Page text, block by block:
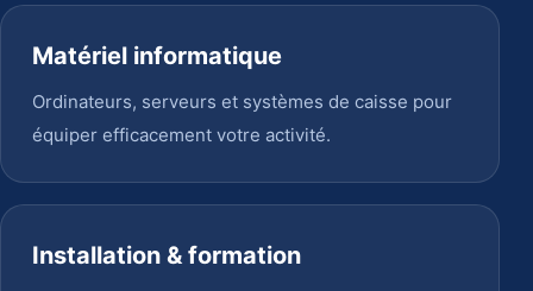
Matériel informatique
Ordinateurs, serveurs et systèmes de caisse pour
équiper efficacement votre activité.
Installation & formation